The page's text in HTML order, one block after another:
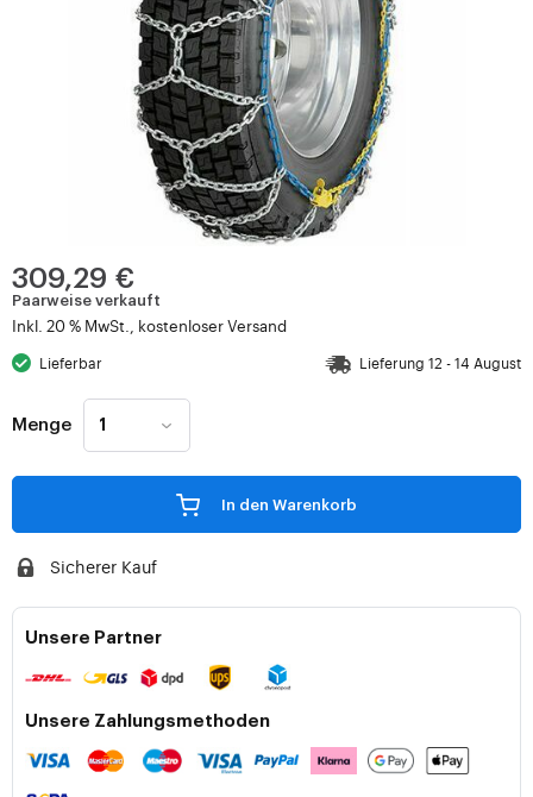
309,29 €
Paarweise verkauft
Inkl. 20 % MwSt., kostenloser Versand
Lieferbar Lieferung 12 - 14 August
Menge
In den Warenkorb
Sicherer Kauf
Unsere Partner
Unsere Zahlungsmethoden